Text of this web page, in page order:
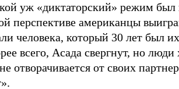
уж «диктаторский» режим был
перспективе американцы
человека, который 30 лет был их
всего, Асада свергнут, но люди
отворачивается от своих